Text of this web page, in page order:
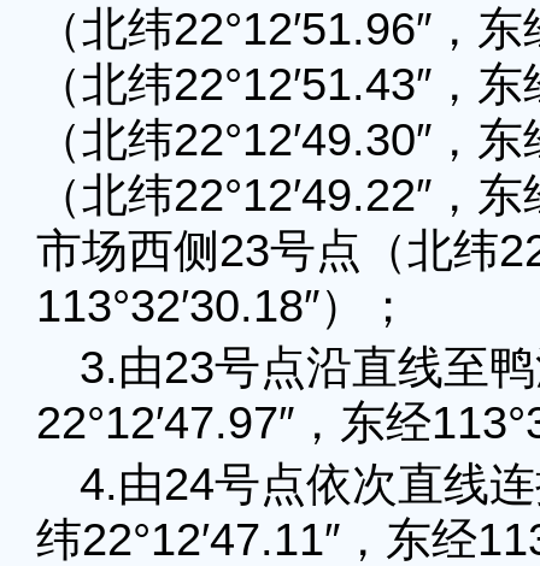
（北纬22°12′51.96″，
（北纬22°12′51.43″，
（北纬22°12′49.30″，
（北纬22°12′49.22″，
市场西侧23号点（北纬
113°32′30.18″）；
3.由23号点沿直线至
22°12′47.97″，东经
4.由24号点依次直线
纬22°12′47.11″，东经